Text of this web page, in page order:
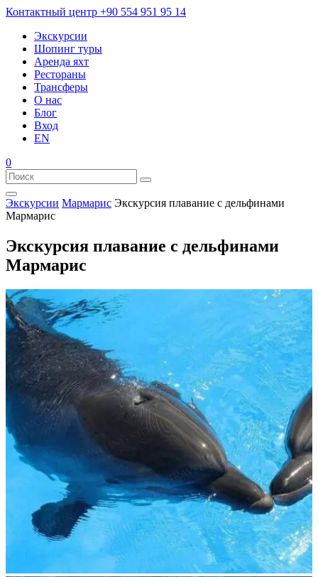
Контактный центр +90 554 951 95 14
Экскурсии
Шопинг туры
Аренда яхт
Рестораны
Трансферы
О нас
Блог
Вход
EN
0
Экскурсии Мармарис Экскурсия плавание с дельфинами
Мармарис
Экскурсия плавание с дельфинами
Мармарис